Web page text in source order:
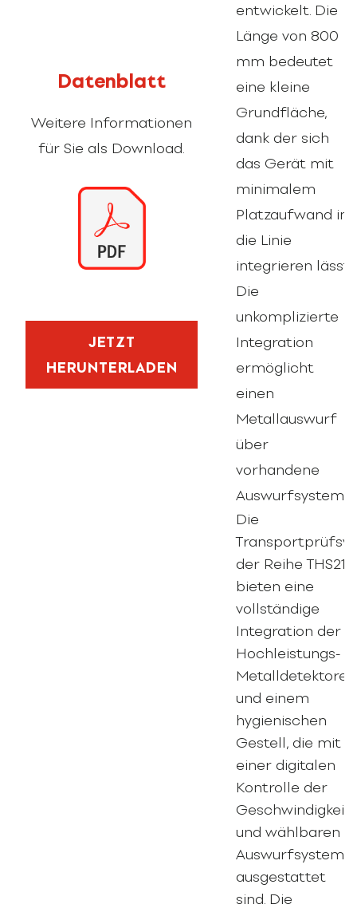
Datenblatt
Weitere Informationen
für Sie als Download.
JETZT
HERUNTERLADEN
entwickelt. Die
Länge von 800
mm bedeutet
eine kleine
Grundfläche,
dank der sich
das Gerät mit
minimalem
Platzaufwand in
die Linie
integrieren lässt.
Die
unkomplizierte
Integration
ermöglicht
einen
Metallauswurf
über
vorhandene
Auswurfsysteme.
Die
der Reihe THS21
bieten eine
vollständige
Integration der
Hochleistungs-
Metalldetektoren
und einem
hygienischen
Gestell, die mit
einer digitalen
Kontrolle der
Geschwindigkeit
und wählbaren
ausgestattet
sind. Die